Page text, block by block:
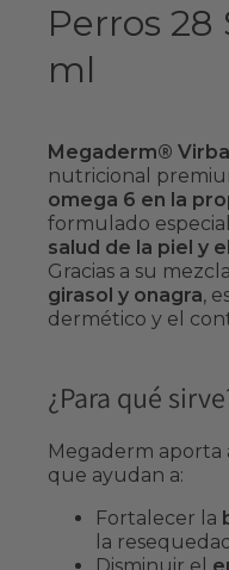
Perros 28
ml
Megaderm®
nutricional
omega 6 en la
formulado
salud de la piel y
Gracias a su
girasol y onagra,
dermético y el
¿Para qué
Megaderm aporta
que ayudan a:
Fortalecer la
la